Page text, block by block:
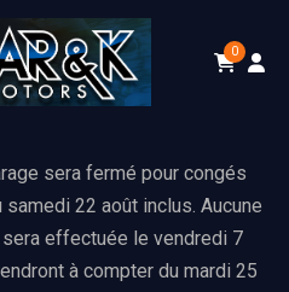
0
sera fermé pour congés
22 août inclus. Aucune
effectuée le vendredi 7
à compter du mardi 25